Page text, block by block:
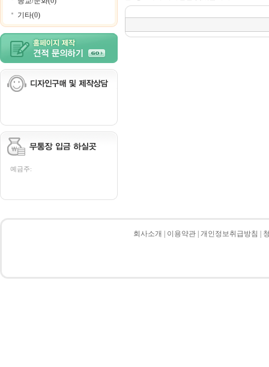
기타(0)
예금주:
회사소개 이용약관 개인정보취급방침